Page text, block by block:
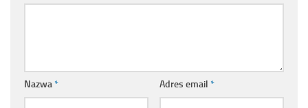
Nazwa* Adres email *